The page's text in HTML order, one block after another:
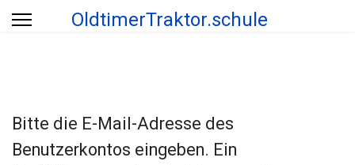
OldtimerTraktor.schule
Bitte die E-Mail-Adresse des
Benutzerkontos eingeben. Ein